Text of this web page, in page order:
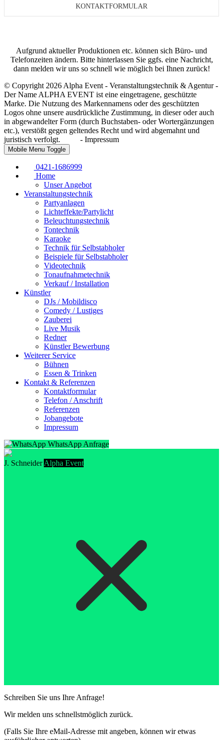
KONTAKTFORMULAR
Aufgrund aktueller Produktionen etc. können sich Büro- und
Telefonzeiten ändern. Bitte hinterlassen Sie ggfs. eine Nachricht,
dann melden wir uns so schnell wie möglich bei Ihnen zurück!
© Copyright 2026 Alpha Event - Veranstaltungstechnik & Agentur -
Der Name ALPHA EVENT ist eine eingetragene, geschützte
Marke. Die Nutzung des Markennamens oder des geschützten
Logos ohne unsere ausdrückliche Zustimmung, in dieser oder auch
in abgewandelter Form (durch Buchstaben- oder Wortergänzungen
etc.), verstößt gegen geltendes Recht und wird abgemahnt und
juristisch verfolgt.
- Impressum
Mobile Menu Toggle
0421-1686999
Home
Unser Angebot
Veranstaltungstechnik
Partyanlagen
Lichteffekte/Partylicht
Beleuchtungstechnik
Tontechnik
Karaoke
Technik für Selbstabholer
Beispiele für Selbstabholer
Videotechnik
Tonaufnahmetechnik
Verkauf / Installation
Künstler
DJs / Mobildisco
Comedy / Lustiges
Zauberei
Live Musik
Redner
Künstler Bewerbung
Weiterer Service
Bühnen
Essen & Trinken
Kontakt & Referenzen
Kontaktformular
Telefon / Anschrift
Referenzen
Jobangebote
Impressum
WhatsApp Anfrage
J. Schneider Alpha Event
Schreiben Sie uns Ihre Anfrage!
Wir melden uns schnellstmöglich zurück.
(Falls Sie Ihre eMail-Adresse mit angeben, können wir etwas